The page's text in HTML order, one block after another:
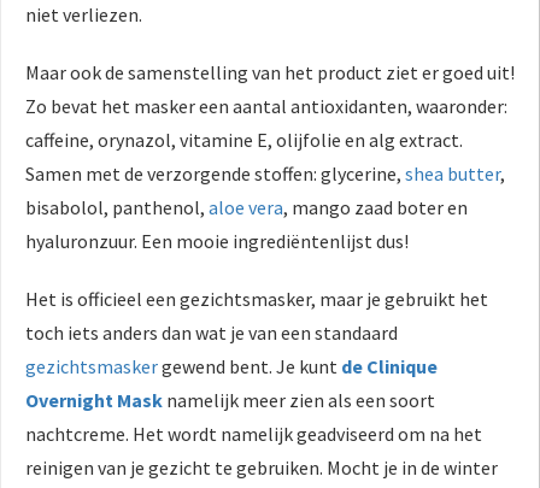
niet verliezen.
Maar ook de samenstelling van het product ziet er goed uit!
Zo bevat het masker een aantal antioxidanten, waaronder:
caffeine, orynazol, vitamine E, olijfolie en alg extract.
Samen met de verzorgende stoffen: glycerine, shea butter,
bisabolol, panthenol, aloe vera, mango zaad boter en
hyaluronzuur. Een mooie ingrediëntenlijst dus!
Het is officieel een gezichtsmasker, maar je gebruikt het
toch iets anders dan wat je van een standaard
gezichtsmaskergewend bent. Je kunt de Clinique
Overnight Mask namelijk meer zien als een soort
nachtcreme. Het wordt namelijk geadviseerd om na het
reinigen van je gezicht te gebruiken. Mocht je in de winter